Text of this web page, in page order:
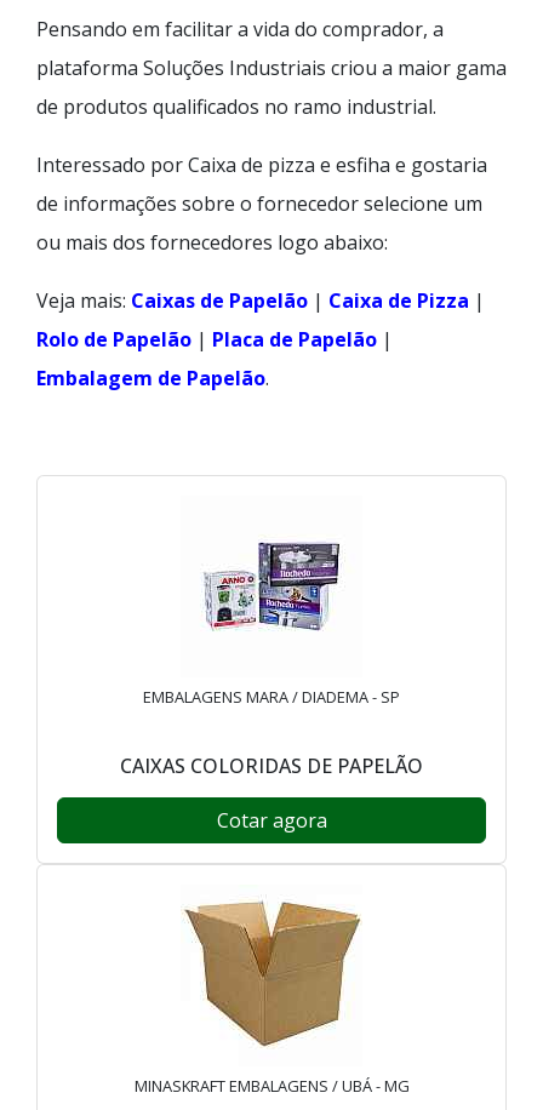
Pensando em facilitar a vida do comprador, a
plataforma Soluções Industriais criou a maior gama
de produtos qualificados no ramo industrial.
Interessado por Caixa de pizza e esfiha e gostaria
de informações sobre o fornecedor selecione um
ou mais dos fornecedores logo abaixo:
Veja mais: Caixas de Papelão | Caixa de Pizza |
Rolo de Papelão | Placa de Papelão |
Embalagem de Papelão.
EMBALAGENS MARA / DIADEMA - SP
CAIXAS COLORIDAS DE PAPELÃO
Cotar agora
MINASKRAFT EMBALAGENS / UBÁ - MG